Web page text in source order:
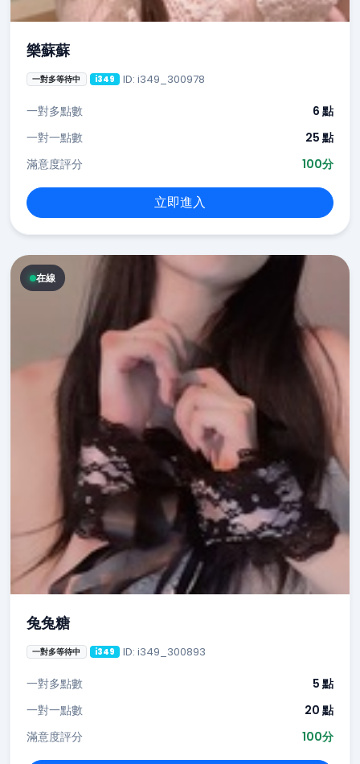
樂蘇蘇
一對多等待中 i349 ID: i349_300978
一對多點數
6 點
一對一點數
25 點
滿意度評分
100分
立即進入
在線
兔兔糖
一對多等待中 i349 ID: i349_300893
一對多點數
5 點
一對一點數
20 點
滿意度評分
100分